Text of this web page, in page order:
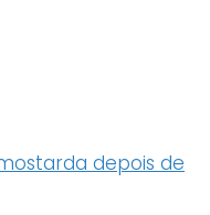
depois de